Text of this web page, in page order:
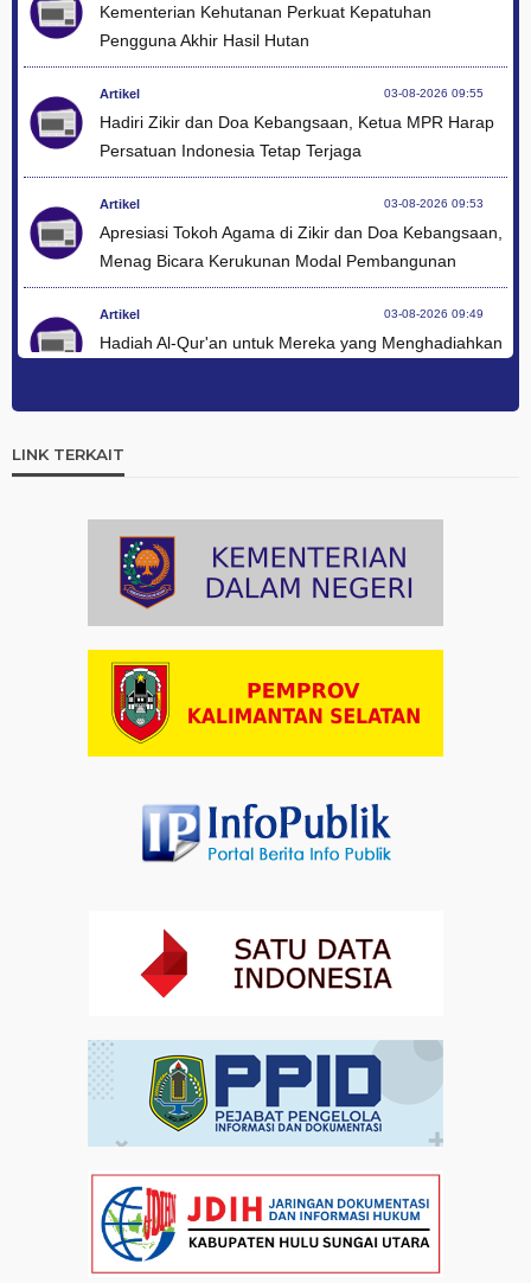
Kementerian Kehutanan Perkuat Kepatuhan
Pengguna Akhir Hasil Hutan
Artikel 03-08-2026 09:55
Hadiri Zikir dan Doa Kebangsaan, Ketua MPR Harap
Persatuan Indonesia Tetap Terjaga
Artikel 03-08-2026 09:53
Apresiasi Tokoh Agama di Zikir dan Doa Kebangsaan,
Menag Bicara Kerukunan Modal Pembangunan
Artikel 03-08-2026 09:49
Hadiah Al-Qur'an untuk Mereka yang Menghadiahkan
Ini Teks Lengkap Doa Kebangsaan Umat Kristen
Protestan di Monas
Artikel
Paduan Suara yang Menyatukan Harapan untuk
Indonesia
Dalam Zikir dan Doa Kebangsaan, Tio Menemukan
Makna Keberagaman
Artikel 01-08-2026 18:00
Kebangsaan di Monas
31-07-2026 16:04
Pandang terhadap Penyandang Disabilitas
LINK TERKAIT